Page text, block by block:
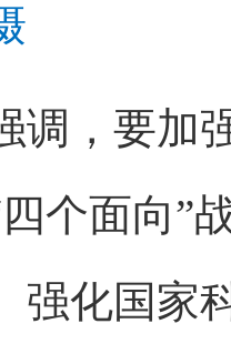
，要加强
个面向”
强化国家